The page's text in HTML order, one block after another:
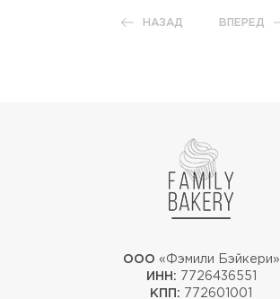
НАЗАД ВПЕРЕД
ООО «Фэмили Бэйкери»
ИНН: 7726436551
КПП: 772601001